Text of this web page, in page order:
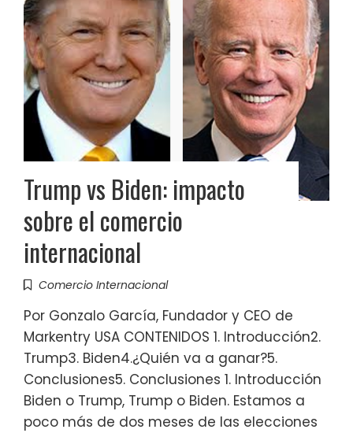
Trump vs Biden: impacto
sobre el comercio
internacional
Comercio Internacional
Por Gonzalo García, Fundador y CEO de
Markentry USA CONTENIDOS 1. Introducción2.
Trump3. Biden4.¿Quién va a ganar?5.
Conclusiones5. Conclusiones 1. Introducción
Biden o Trump, Trump o Biden. Estamos a
poco más de dos meses de las elecciones